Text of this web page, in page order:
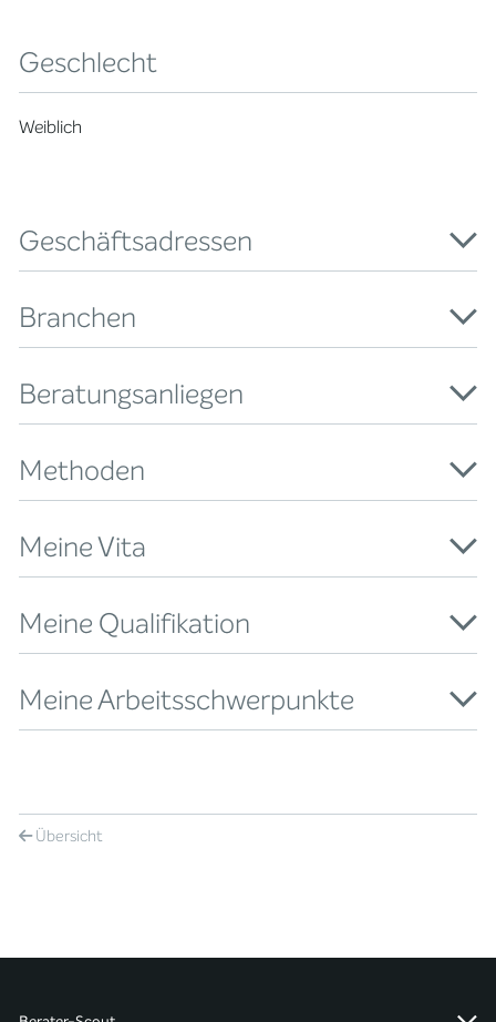
Geschlecht
Weiblich
Geschäftsadressen
Branchen
Beratungsanliegen
Methoden
Meine Vita
Meine Qualifikation
Meine Arbeitsschwerpunkte
Übersicht